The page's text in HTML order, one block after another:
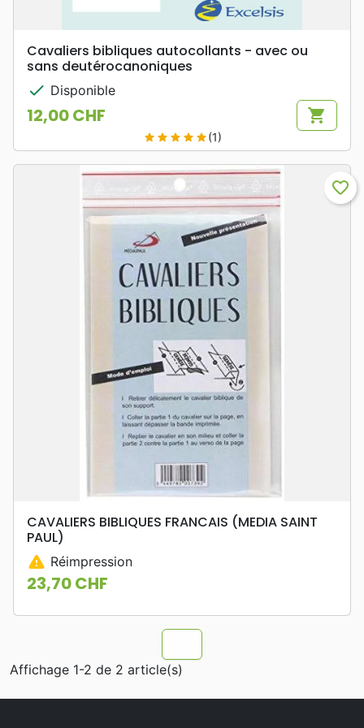
Cavaliers bibliques autocollants - avec ou
sans deutérocanoniques
check Disponible
Prix
12,00 CHF shopping_cart
star star star star star(1)
favorite_border
CAVALIERS BIBLIQUES FRANCAIS (MEDIA SAINT
PAUL)
warning Réimpression
Prix
23,70 CHF
Affichage 1-2 de 2 article(s)